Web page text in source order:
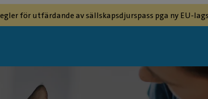
för utfärdande av sällskapsdjurspass pga ny EU-